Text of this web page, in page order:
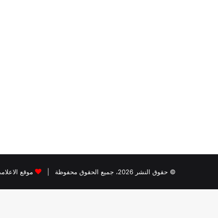
© حقوق النشر 2026، جميع الحقوق محفوظة | موقع